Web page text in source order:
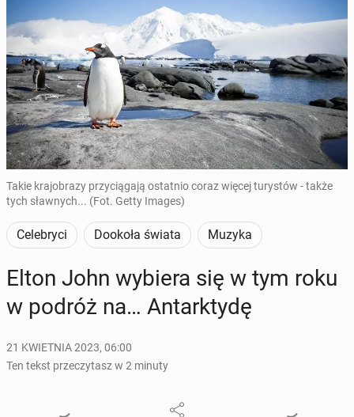
Takie krajobrazy przyciągają ostatnio coraz więcej turystów - także
tych sławnych... (Fot. Getty Images)
Celebryci Dookoła świata Muzyka
Elton John wybiera się w tym roku
w podróż na… An­tark­ty­dę
21 KWIETNIA 2023, 06:00
Ten tekst przeczytasz w 2 minuty